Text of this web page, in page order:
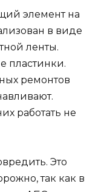
элемент на
в виде
ленты.
пластинки.
ремонтов
работать не
Это
так как в